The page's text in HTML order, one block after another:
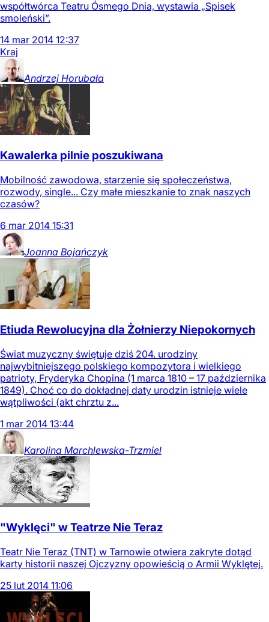
współtwórca Teatru Ósmego Dnia, wystawia „Spisek
smoleński”.
14 mar 2014 12:37
Kraj
Andrzej Horubała
Kawalerka pilnie poszukiwana
Mobilność zawodowa, starzenie się społeczeństwa,
rozwody, single... Czy małe mieszkanie to znak naszych
czasów?
6 mar 2014 15:31
Joanna Bojańczyk
Etiuda Rewolucyjna dla Żołnierzy Niepokornych
Świat muzyczny świętuje dziś 204. urodziny
najwybitniejszego polskiego kompozytora i wielkiego
patrioty, Fryderyka Chopina (1 marca 1810 – 17 października
1849). Choć co do dokładnej daty urodzin istnieje wiele
wątpliwości (akt chrztu z...
1 mar 2014 13:44
Karolina Marchlewska-Trzmiel
"Wyklęci" w Teatrze Nie Teraz
Teatr Nie Teraz (TNT) w Tarnowie otwiera zakryte dotąd
karty historii naszej Ojczyzny opowieścią o Armii Wyklętej.
25 lut 2014 11:06